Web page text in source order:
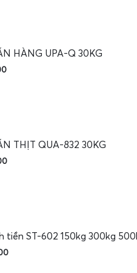
mô hình cần cân nhanh,
Q 30kg cân bán gạo và
HÀNG UPA-Q 30KG
THỊT QUA-832 30KG
tiền ST-602 150kg 300kg